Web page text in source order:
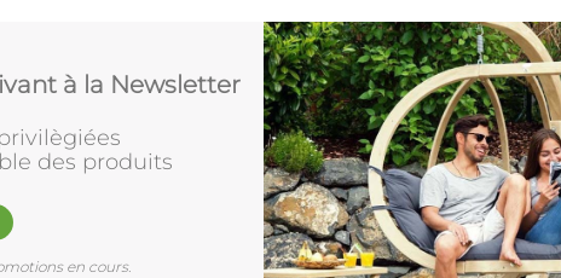
à la Newsletter
des produits
en cours.